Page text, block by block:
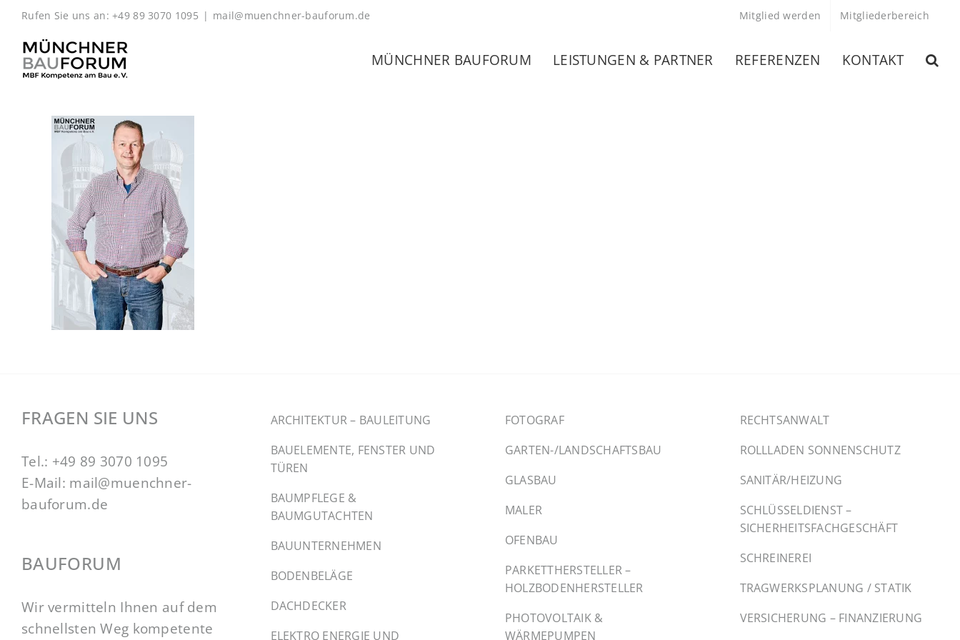
Zum
springen
Rufen Sie uns an: +49 89 3070 1095 | mail@muenchner-bauforum.de Mitglied werden Mitgliederbereich
MÜNCHNER BAUFORUM LEISTUNGEN & PARTNER REFERENZEN KONTAKT
FRAGEN SIE UNS
Tel.: +49 89 3070 1095
E-Mail: mail@muenchner-
bauforum.de
BAUFORUM
Wir vermitteln Ihnen auf dem
schnellsten Weg kompetente
ARCHITEKTUR – BAULEITUNG
BAUELEMENTE, FENSTER UND
TÜREN
BAUMPFLEGE &
BAUMGUTACHTEN
BAUUNTERNEHMEN
BODENBELÄGE
DACHDECKER
ELEKTRO ENERGIE UND
FOTOGRAF
GARTEN-/LANDSCHAFTSBAU
GLASBAU
MALER
OFENBAU
PARKETTHERSTELLER –
HOLZBODENHERSTELLER
PHOTOVOLTAIK &
WÄRMEPUMPEN
RECHTSANWALT
ROLLLADEN SONNENSCHUTZ
SANITÄR/HEIZUNG
SCHLÜSSELDIENST –
SICHERHEITSFACHGESCHÄFT
SCHREINEREI
TRAGWERKSPLANUNG / STATIK
VERSICHERUNG – FINANZIERUNG